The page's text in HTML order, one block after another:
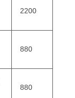
2200
880
880